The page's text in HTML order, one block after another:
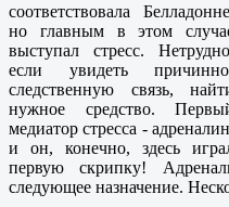
соответствовала
но главным в этом
выступал стресс.
если увидеть
следственную связь,
нужное средство.
медиатор стресса -
и он, конечно, здесь
первую скрипку!
следующее назначение.